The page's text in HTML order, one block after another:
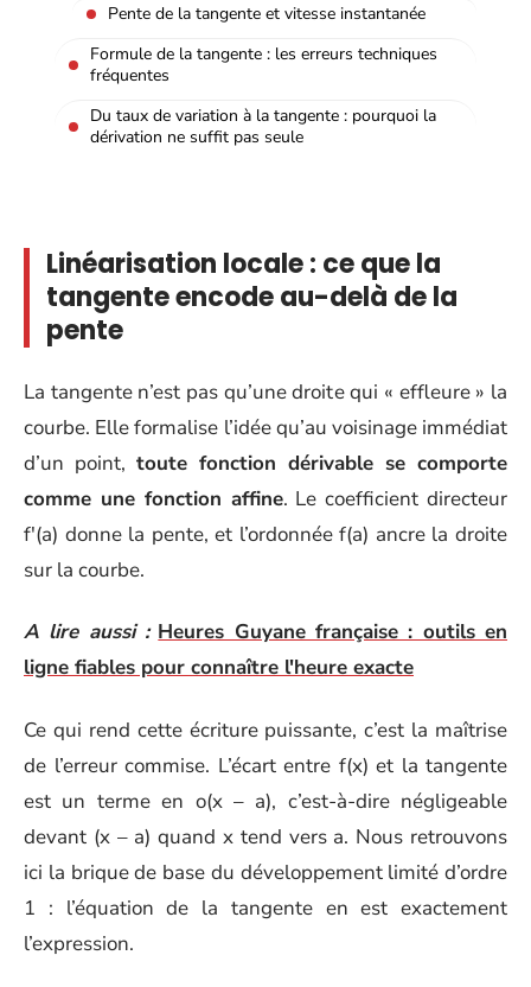
Pente de la tangente et vitesse instantanée
Formule de la tangente : les erreurs techniques
fréquentes
Du taux de variation à la tangente : pourquoi la
dérivation ne suffit pas seule
Linéarisation locale : ce que la
tangente encode au-delà de la
pente
La tangente n’est pas qu’une droite qui « effleure » la
courbe. Elle formalise l’idée qu’au voisinage immédiat
d’un point, toute fonction dérivable se comporte
comme une fonction affine. Le coefficient directeur
f'(a) donne la pente, et l’ordonnée f(a) ancre la droite
sur la courbe.
A lire aussi : Heures Guyane française : outils en
ligne fiables pour connaître l'heure exacte
Ce qui rend cette écriture puissante, c’est la maîtrise
de l’erreur commise. L’écart entre f(x) et la tangente
est un terme en o(x – a), c’est-à-dire négligeable
devant (x – a) quand x tend vers a. Nous retrouvons
ici la brique de base du développement limité d’ordre
1 : l’équation de la tangente en est exactement
l’expression.